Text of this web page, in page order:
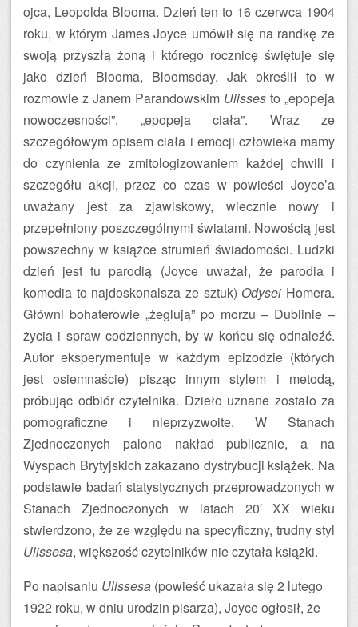
ojca, Leopolda Blooma. Dzień ten to 16 czerwca 1904
roku, w którym James Joyce umówił się na randkę ze
swoją przyszłą żoną i którego rocznicę świętuje się
jako dzień Blooma, Bloomsday. Jak określił to w
rozmowie z Janem Parandowskim Ulisses to „epopeja
nowoczesności”, „epopeja ciała”. Wraz ze
szczegółowym opisem ciała i emocji człowieka mamy
do czynienia ze zmitologizowaniem każdej chwili i
szczegółu akcji, przez co czas w powieści Joyce’a
uważany jest za zjawiskowy, wiecznie nowy i
przepełniony poszczególnymi światami. Nowością jest
powszechny w książce strumień świadomości. Ludzki
dzień jest tu parodią (Joyce uważał, że parodia i
komedia to najdoskonalsza ze sztuk) Odysei Homera.
Główni bohaterowie „żeglują” po morzu – Dublinie –
życia i spraw codziennych, by w końcu się odnaleźć.
Autor eksperymentuje w każdym epizodzie (których
jest osiemnaście) pisząc innym stylem i metodą,
próbując odbiór czytelnika. Dzieło uznane zostało za
pornograficzne i nieprzyzwoite. W Stanach
Zjednoczonych palono nakład publicznie, a na
Wyspach Brytyjskich zakazano dystrybucji książek. Na
podstawie badań statystycznych przeprowadzonych w
Stanach Zjednoczonych w latach 20′ XX wieku
stwierdzono, że ze względu na specyficzny, trudny styl
Ulissesa, większość czytelników nie czytała książki.
Po napisaniu Ulissesa (powieść ukazała się 2 lutego
1922 roku, w dniu urodzin pisarza), Joyce ogłosił, że